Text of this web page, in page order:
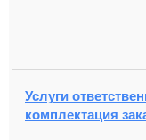
Услуги
комплектация